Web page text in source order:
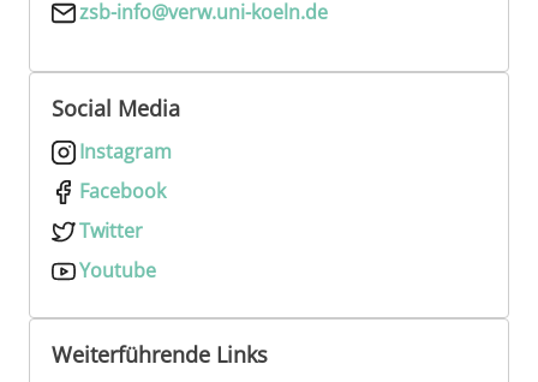
zsb-info@verw.uni-koeln.de
Social Media
Instagram
Facebook
Twitter
Youtube
Weiterführende Links